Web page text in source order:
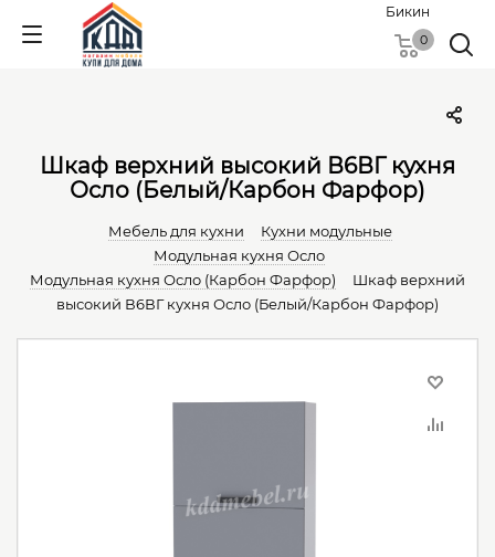
Бикин
0
Шкаф верхний высокий В6ВГ кухня
Осло (Белый/Карбон Фарфор)
Мебель для кухни
Кухни модульные
Модульная кухня Осло
Модульная кухня Осло (Карбон Фарфор)
Шкаф верхний
высокий В6ВГ кухня Осло (Белый/Карбон Фарфор)